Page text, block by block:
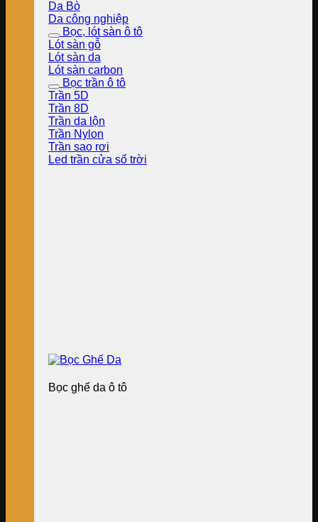
Da Bò
Da công nghiệp
Bọc, lót sàn ô tô
Lót sàn gỗ
Lót sàn da
Lót sàn carbon
Bọc trần ô tô
Trần 5D
Trần 8D
Trần da lộn
Trần Nylon
Trần sao rơi
Led trần cửa sổ trời
Bọc ghế da ô tô